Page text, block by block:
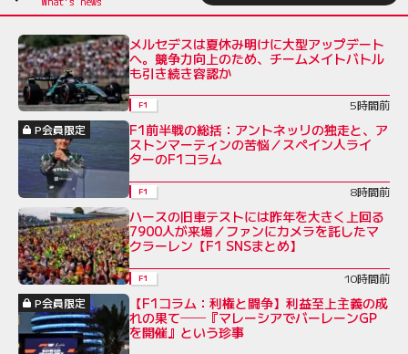
メルセデスは夏休み明けに大型アップデート
へ。競争力向上のため、チームメイトバトル
も引き続き容認か
F1
5時間前
P会員限定
F1前半戦の総括：アントネッリの独走と、ア
ストンマーティンの苦悩／スペイン人ライ
ターのF1コラム
F1 8時間前
ハースの旧車テストには昨年を大きく上回る
7900人が来場／ファンにカメラを託したマ
クラーレン【F1 SNSまとめ】
F1
10時間前
P会員限定
【F1コラム：利権と闘争】利益至上主義の成
れの果て──『マレーシアでバーレーンGP
を開催』という珍事